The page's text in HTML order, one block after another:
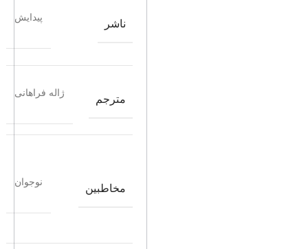
ناشر
پیدایش
مترجم
ژاله فراهانی
مخاطبین
نوجوان